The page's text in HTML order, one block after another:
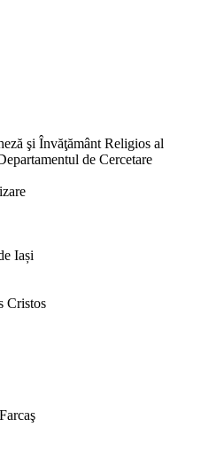
şi Învăţământ Religios al
de Cercetare
Iași
Cristos